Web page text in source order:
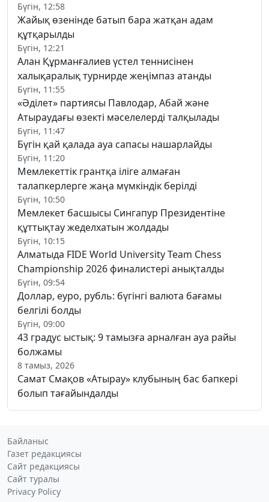
Бүгін, 12:58
Жайық өзенінде батып бара жатқан адам
құтқарылды
Бүгін, 12:21
Алан Құрманғалиев үстел теннисінен
халықаралық турнирде жеңімпаз атанды
Бүгін, 11:55
«Әділет» партиясы Павлодар, Абай және
Атыраудағы өзекті мәселелерді талқылады
Бүгін, 11:47
Бүгін қай қалада ауа сапасы нашарлайды
Бүгін, 11:20
Мемлекеттік грантқа іліге алмаған
талапкерлерге жаңа мүмкіндік берілді
Бүгін, 10:50
Мемлекет басшысы Сингапур Президентіне
құттықтау жеделхатын жолдады
Бүгін, 10:15
Алматыда FIDE World University Team Chess
Championship 2026 финалистері анықталды
Бүгін, 09:54
Доллар, еуро, рубль: бүгінгі валюта бағамы
белгілі болды
Бүгін, 09:00
43 градус ыстық: 9 тамызға арналған ауа райы
болжамы
8 тамыз, 2026
Самат Смақов «Атырау» клубының бас бапкері
болып тағайындалды
Байланыс
Газет редакциясы
Сайт редакциясы
Сайт туралы
Privacy Policy